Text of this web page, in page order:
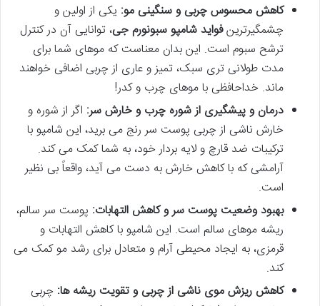
کاهش محسوس چربی و سنگینی مو: یکی از اولین و
چشمگیرترینفواید شامپو سبونورم جی، توانایی آن در کنترل
ترشح سبوم است. این بدان معناست که موهای شما برای
مدت طولانی تری سبک، تمیز و عاری از چربی اضافی خواهند
ماند. خداحافظی با موهای چرب و کدر!
درمان و پیشگیری از شوره چرب و خارش سر: اگر از شوره و
خارش ناشی از چربی پوست سر رنج می برید، این شامپو با
ترکیبات ضد قارچ و لایه بردار خود، به شما کمک می کند.
آرامشی که با کاهش خارش به دست می آید، واقعاً بی نظیر
است.
بهبود وضعیت پوست سر و کاهش التهابات: پوست سر سالم،
ریشه موهای سالم است. این شامپو با کاهش التهابات و
قرمزی، به ایجاد محیطی آرام و متعادل برای رشد مو کمک می
کند.
کاهش ریزش موی ناشی از چربی و تقویت ریشه ها: چربی